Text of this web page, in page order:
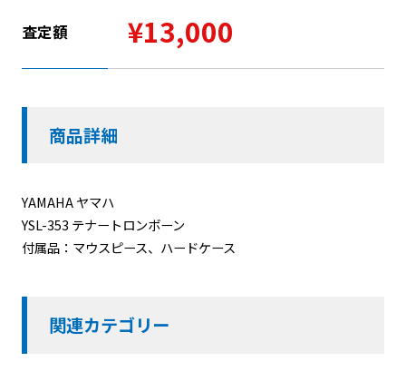
査定額 ¥13,000
商品詳細
YAMAHA ヤマハ
YSL-353 テナートロンボーン
付属品：マウスピース、ハードケース
関連カテゴリー